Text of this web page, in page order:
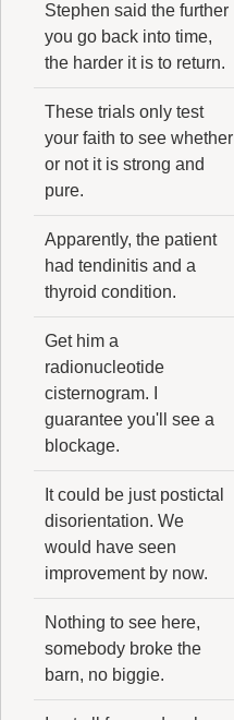
Stephen said the further
you go back into time,
the harder it is to return.
These trials only test
your faith to see whether
or not it is strong and
pure.
Apparently, the patient
had tendinitis and a
thyroid condition.
Get him a
radionucleotide
cisternogram. I
guarantee you'll see a
blockage.
It could be just postictal
disorientation. We
would have seen
improvement by now.
Nothing to see here,
somebody broke the
barn, no biggie.